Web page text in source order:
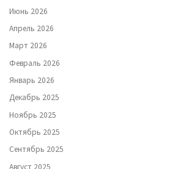
Июнь 2026
Апрель 2026
Март 2026
Февраль 2026
Январь 2026
Декабрь 2025
Ноябрь 2025
Октябрь 2025
Сентябрь 2025
Август 2025